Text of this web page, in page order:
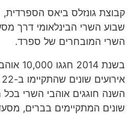
קבוצת גונזלס ביאס הספרדית,
השרי המובחרים של ספרד.
השנה חוגגים אוהבי השרי בכל
שונים המתקיימים בברים,